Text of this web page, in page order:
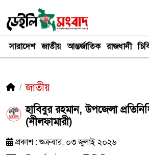
সারাদেশ জাতীয় আন্তর্জাতিক রাজধানী
জাতীয়
​হাবিবুর রহমান, উপজেলা
(নীলফামারী)
প্রকাশ : শুক্রবার, ০৩ জুলাই ২০২৬